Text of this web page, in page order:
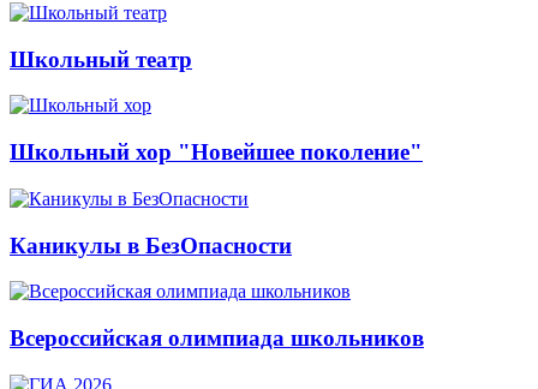
Школьный театр
Школьный хор "Новейшее поколение"
Каникулы в БезОпасности
Всероссийская олимпиада школьников